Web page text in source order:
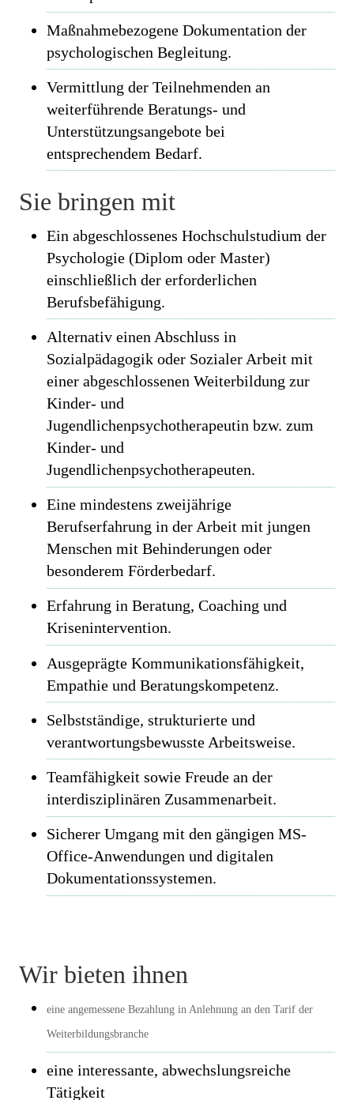
Maßnahmebezogene Dokumentation der
psychologischen Begleitung.
Vermittlung der Teilnehmenden an
weiterführende Beratungs- und
Unterstützungsangebote bei
entsprechendem Bedarf.
Sie bringen mit
Ein abgeschlossenes Hochschulstudium der
Psychologie (Diplom oder Master)
einschließlich der erforderlichen
Berufsbefähigung.
Alternativ einen Abschluss in
Sozialpädagogik oder Sozialer Arbeit mit
einer abgeschlossenen Weiterbildung zur
Kinder- und
Jugendlichenpsychotherapeutin bzw. zum
Kinder- und
Jugendlichenpsychotherapeuten.
Eine mindestens zweijährige
Berufserfahrung in der Arbeit mit jungen
Menschen mit Behinderungen oder
besonderem Förderbedarf.
Erfahrung in Beratung, Coaching und
Krisenintervention.
Ausgeprägte Kommunikationsfähigkeit,
Empathie und Beratungskompetenz.
Selbstständige, strukturierte und
verantwortungsbewusste Arbeitsweise.
Teamfähigkeit sowie Freude an der
interdisziplinären Zusammenarbeit.
Sicherer Umgang mit den gängigen MS-
Office-Anwendungen und digitalen
Dokumentationssystemen.
Wir bieten ihnen
eine angemessene Bezahlung in Anlehnung an den Tarif der
Weiterbildungsbranche
eine interessante, abwechslungsreiche
Tätigkeit